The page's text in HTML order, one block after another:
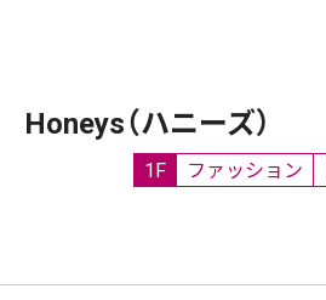
Honeys（ハニーズ）
1F ファッション